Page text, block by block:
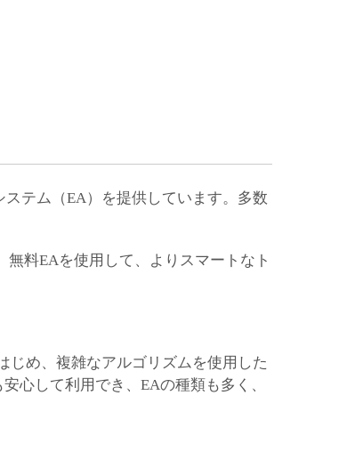
テム（EA）を提供しています。多数
料EAを使用して、よりスマートなト
じめ、複雑なアルゴリズムを使用した
心して利用でき、EAの種類も多く、